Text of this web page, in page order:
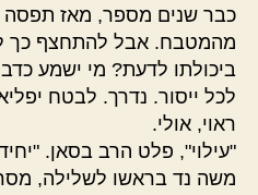
כבר שנים מספר, מאז תפסה
מהמטבח. אבל להתחצף כך
ביכולתו לדעת? מי ישמע
לכל ייסור. נדרך. לבטח
ראוי, אולי.
"עילוי", פלט הרב בסאן.
משה נד בראשו לשלילה,